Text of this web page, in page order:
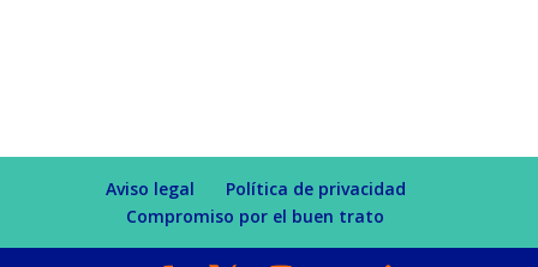
Aviso legal
Política de privacidad
Compromiso por el buen trato